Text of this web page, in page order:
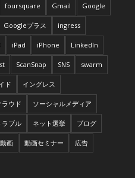
foursquare Gmail Google
Googleプラス ingress
iPad iPhone LinkedIn
ScanSnap SNS swarm
ド イングレス
ラウド ソーシャルメディア
ラブル ネット選挙 ブログ
動画 動画セミナー 広告